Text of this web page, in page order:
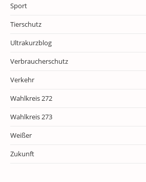
Sport
Tierschutz
Ultrakurzblog
Verbraucherschutz
Verkehr
Wahlkreis 272
Wahlkreis 273
Weißer
Zukunft